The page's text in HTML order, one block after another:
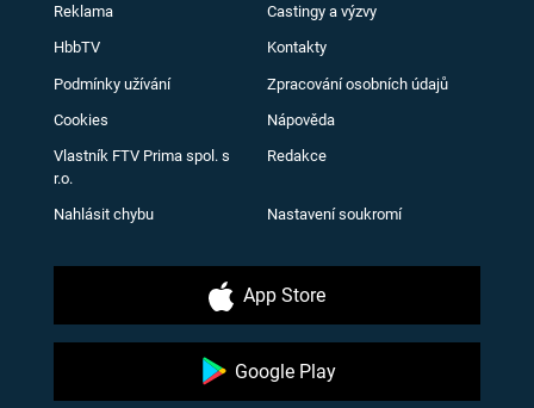
Reklama Castingy a výzvy
HbbTV Kontakty
Podmínky užívání Zpracování osobních údajů
Cookies Nápověda
Vlastník FTV Prima spol. s
r.o.
Redakce
Nahlásit chybu Nastavení soukromí
App Store
Google Play